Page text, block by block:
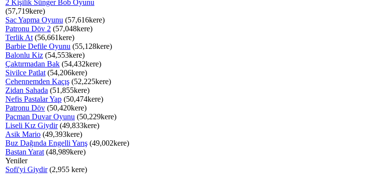
2 Kişilik Sünger Bob Oyunu
(57,719kere)
Sac Yapma Oyunu (57,616kere)
Patronu Döv 2 (57,048kere)
Terlik At (56,661kere)
Barbie Defile Oyunu (55,128kere)
Balonlu Kiz (54,553kere)
Çaktırmadan Bak (54,432kere)
Sivilce Patlat (54,206kere)
Cehennemden Kaçış (52,225kere)
Zidan Sahada (51,855kere)
Nefis Pastalar Yap (50,474kere)
Patronu Döv (50,420kere)
Pacman Duvar Oyunu (50,229kere)
Liseli Kız Giydir(49,833kere)
Asik Mario (49,393kere)
Buz Dağında Engelli Yarış (49,002kere)
Bastan Yarat (48,989kere)
Yeniler
Sofi'yi Giydir(2,955 kere)